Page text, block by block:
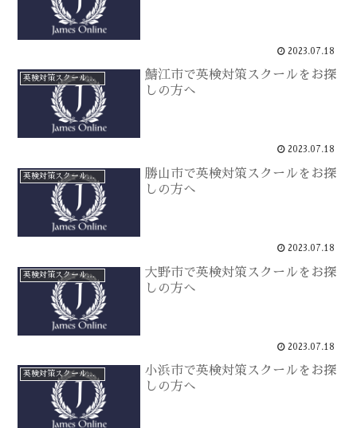
2023.07.18
英検対策スクールをお探しの方へ
鯖江市で英検対策スクールをお探
しの方へ
2023.07.18
英検対策スクールをお探しの方へ
勝山市で英検対策スクールをお探
しの方へ
2023.07.18
英検対策スクールをお探しの方へ
大野市で英検対策スクールをお探
しの方へ
2023.07.18
英検対策スクールをお探しの方へ
小浜市で英検対策スクールをお探
しの方へ